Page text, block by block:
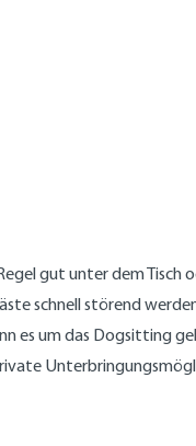
gut unter dem Tisch
schnell störend
es um das Dogsitting